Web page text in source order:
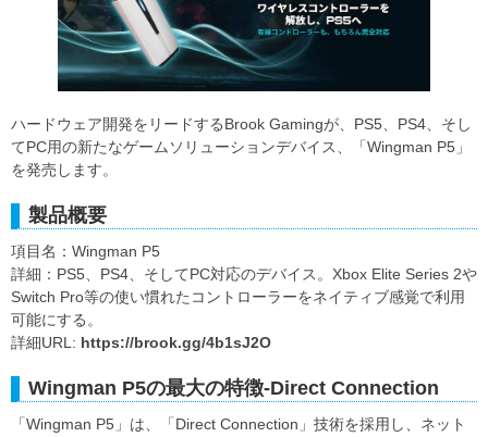
ハードウェア開発をリードするBrook Gamingが、PS5、PS4、そし
てPC用の新たなゲームソリューションデバイス、「Wingman P5」
を発売します。
製品概要
項目名：Wingman P5
詳細：PS5、PS4、そしてPC対応のデバイス。Xbox Elite Series 2や
Switch Pro等の使い慣れたコントローラーをネイティブ感覚で利用
可能にする。
詳細URL: https://brook.gg/4b1sJ2O
Wingman P5の最大の特徴-Direct Connection
「Wingman P5」は、「Direct Connection」技術を採用し、ネット